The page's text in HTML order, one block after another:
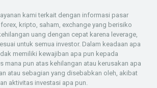
kami terkait dengan informasi pasar
kripto, saham, exchange yang berisiko
uang dengan cepat karena leverage,
untuk semua investor. Dalam keadaan apa
memiliki kewajiban apa pun kepada
mana pun atas kehilangan atau kerusakan apa
atau sebagian yang disebabkan oleh, akibat
aktivitas investasi apa pun.